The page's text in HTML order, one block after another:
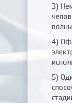
3)
4)
5)